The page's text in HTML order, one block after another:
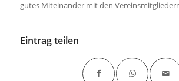
gutes Miteinander mit den
Eintrag teilen